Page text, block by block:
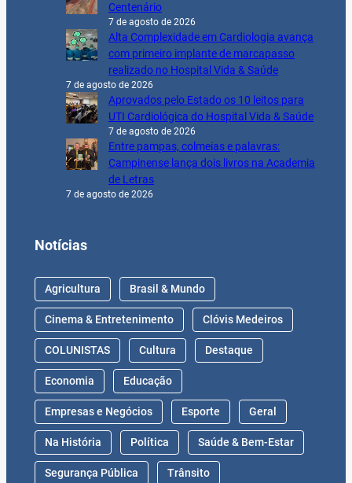
Centenário
7 de agosto de 2026
Alta Complexidade em Cardiologia avança
com primeiro implante de marcapasso
realizado no Hospital Vida & Saúde
7 de agosto de 2026
Aprovados pelo Estado os 10 leitos para
UTI Cardiológica do Hospital Vida & Saúde
7 de agosto de 2026
Entre pampas, colmeias e palavras:
Campinense lança dois livros na Academia
de Letras
7 de agosto de 2026
Notícias
Agricultura Brasil & Mundo
Cinema & Entretenimento Clóvis Medeiros
COLUNISTAS Cultura Destaque
Economia Educação
Empresas e Negócios Esporte Geral
Na História Política Saúde & Bem-Estar
Segurança Pública Trânsito